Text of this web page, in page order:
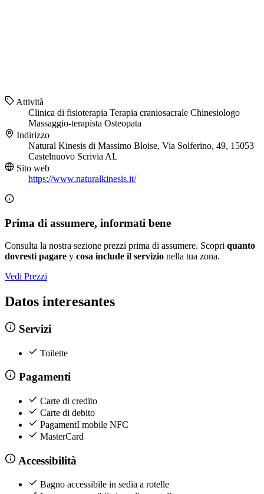
Attività
Clinica di fisioterapia Terapia craniosacrale Chinesiologo
Massaggio-terapista Osteopata
Indirizzo
Natural Kinesis di Massimo Bloise, Via Solferino, 49, 15053
Castelnuovo Scrivia AL
Sito web
https://www.naturalkinesis.it/
Prima di assumere, informati bene
Consulta la nostra sezione prezzi prima di assumere. Scopri quanto
dovresti pagare y cosa include il servizio nella tua zona.
Vedi Prezzi
Datos interesantes
Servizi
Toilette
Pagamenti
Carte di credito
Carte di debito
PagamentI mobile NFC
MasterCard
Accessibilità
Bagno accessibile in sedia a rotelle